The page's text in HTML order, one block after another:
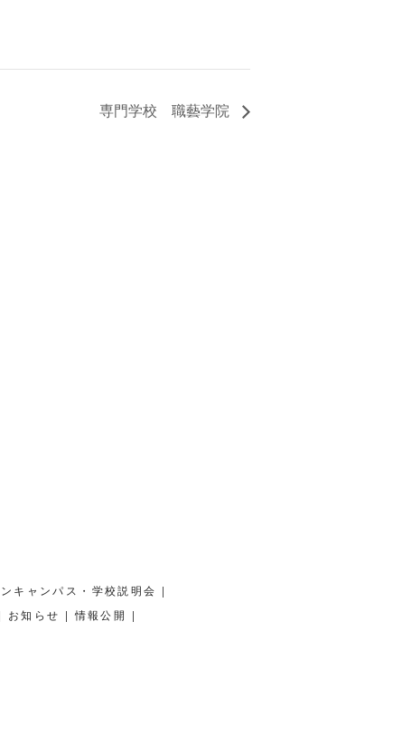
専門学校 職藝学院
キャンパス・学校説明会 |
| お知らせ |情報公開 |